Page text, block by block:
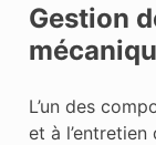
Gestion
L’un des
et à